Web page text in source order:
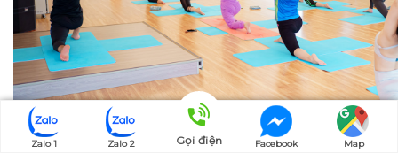
Zalo 1 Zalo 2 Gọi điện Facebook Map